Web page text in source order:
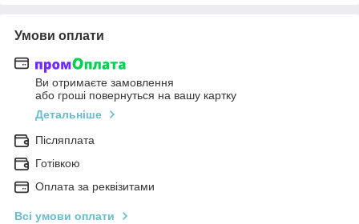
Умови оплати
Ви отримаєте замовлення
або гроші повернуться на вашу картку
Детальніше
Післяплата
Готівкою
Оплата за реквізитами
Всі умови оплати